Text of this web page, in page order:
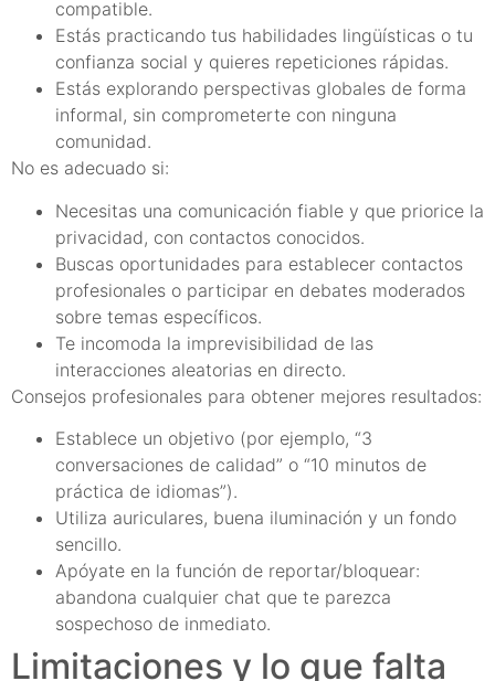
compatible.
Estás practicando tus habilidades lingüísticas o tu
confianza social y quieres repeticiones rápidas.
Estás explorando perspectivas globales de forma
informal, sin comprometerte con ninguna
comunidad.
No es adecuado si:
Necesitas una comunicación fiable y que priorice la
privacidad, con contactos conocidos.
Buscas oportunidades para establecer contactos
profesionales o participar en debates moderados
sobre temas específicos.
Te incomoda la imprevisibilidad de las
interacciones aleatorias en directo.
Consejos profesionales para obtener mejores resultados:
Establece un objetivo (por ejemplo, “3
conversaciones de calidad” o “10 minutos de
práctica de idiomas”).
Utiliza auriculares, buena iluminación y un fondo
sencillo.
Apóyate en la función de reportar/bloquear:
abandona cualquier chat que te parezca
sospechoso de inmediato.
Limitaciones y lo que falta